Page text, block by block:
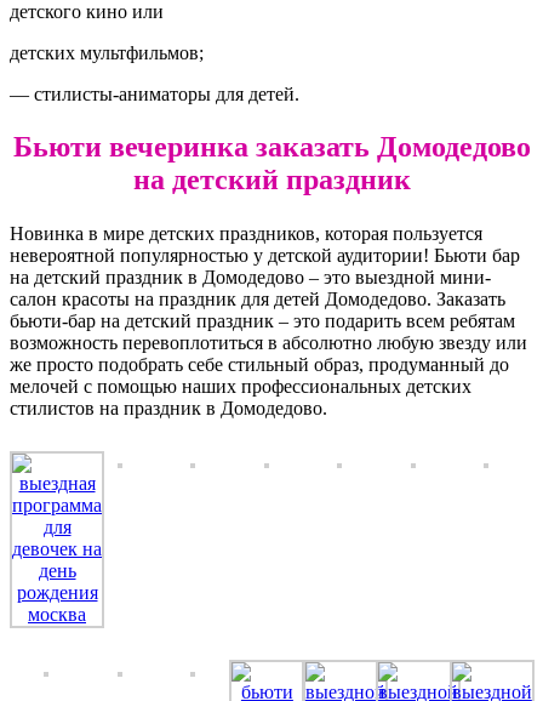
детского кино или
детских мультфильмов;
— стилисты-аниматоры для детей.
Бьюти вечеринка заказать Домодедово
на детский праздник
Новинка в мире детских праздников, которая пользуется
невероятной популярностью у детской аудитории! Бьюти бар
на детский праздник в Домодедово – это выездной мини-
салон красоты на праздник для детей Домодедово. Заказать
бьюти-бар на детский праздник – это подарить всем ребятам
возможность перевоплотиться в абсолютно любую звезду или
же просто подобрать себе стильный образ, продуманный до
мелочей с помощью наших профессиональных детских
стилистов на праздник в Домодедово.